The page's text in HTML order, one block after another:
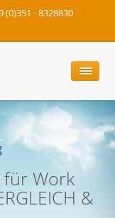
(0)351 - 8328830
für Work
&